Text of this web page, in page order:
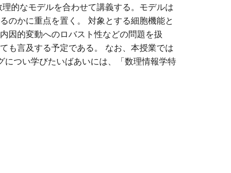
的なモデルを合わせて講義する。モデルは
のかに重点を置く。 対象とする細胞機能と
因的変動へのロバスト性などの問題を扱
も言及する予定である。 なお、本授業では
つい学びたいばあいには、「数理情報学特